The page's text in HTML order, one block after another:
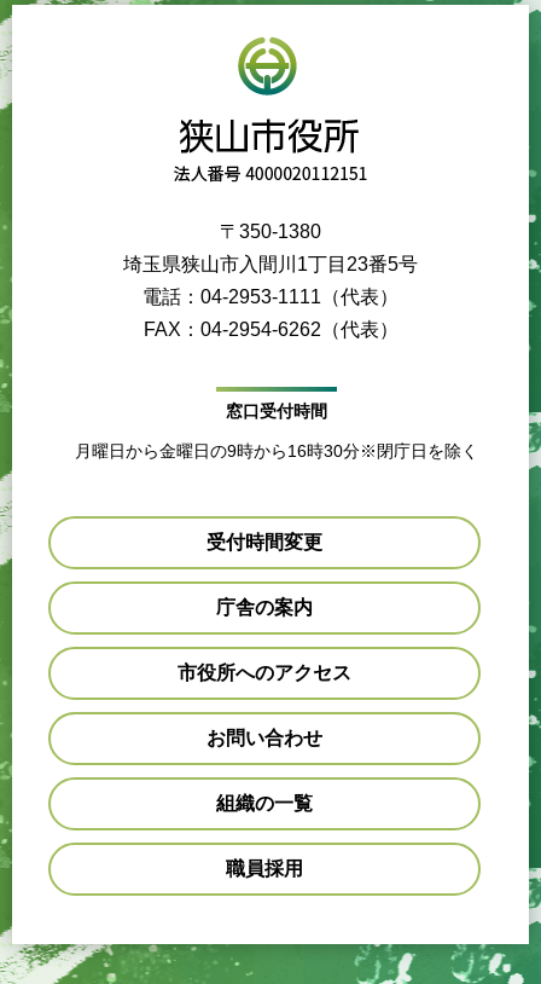
〒350-1380
埼玉県狭山市入間川1丁目23番5号
電話：04-2953-1111（代表）
FAX：04-2954-6262（代表）
窓口受付時間
月曜日から金曜日の9時から16時30分※閉庁日を除く
受付時間変更
庁舎の案内
市役所へのアクセス
お問い合わせ
組織の一覧
職員採用